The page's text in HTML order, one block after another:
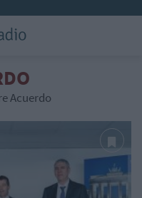
Acuerdo